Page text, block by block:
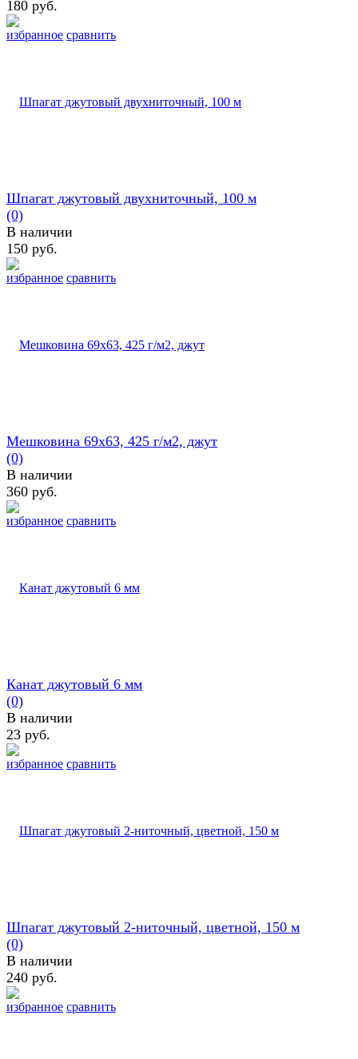
избранное сравнить
180 руб.
избранное сравнить
Шпагат джутовый двухниточный, 100 м
(0)
В наличии
150 руб.
избранное сравнить
Мешковина 69х63, 425 г/м2, джут
(0)
В наличии
360 руб.
избранное сравнить
Канат джутовый 6 мм
(0)
В наличии
23 руб.
избранное сравнить
Шпагат джутовый 2-ниточный, цветной, 150 м
(0)
В наличии
240 руб.